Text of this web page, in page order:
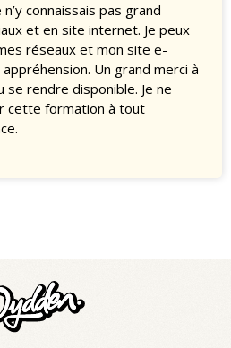
connaissais pas grand
et en site internet. Je peux
réseaux et mon site e-
Un grand merci à
se rendre disponible. Je ne
cette formation à tout